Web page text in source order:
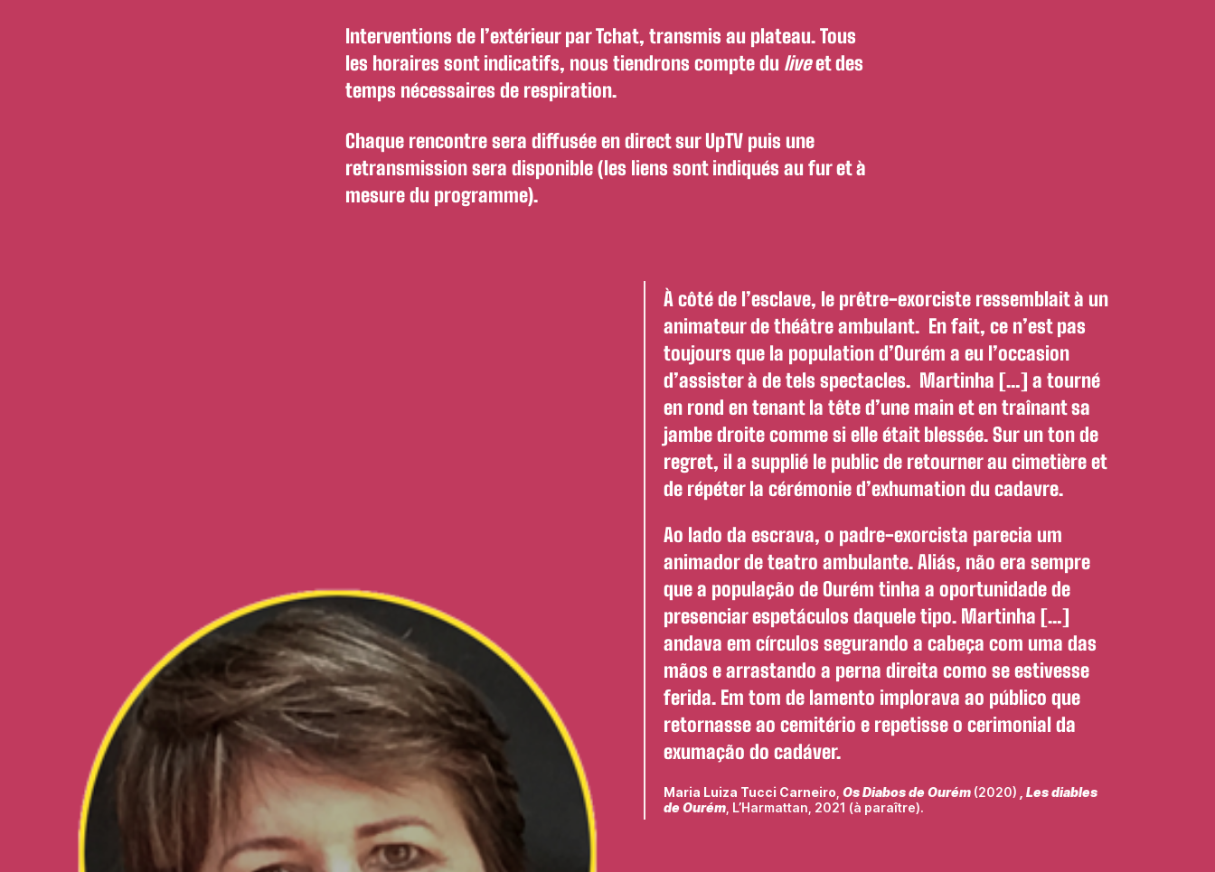
Interventions de l’extérieur par Tchat, transmis au plateau. Tous
les horaires sont indicatifs, nous tiendrons compte du liveet des
temps nécessaires de respiration.
Chaque rencontre sera diffusée en direct sur UpTV puis une
retransmission sera disponible (les liens sont indiqués au fur et à
mesure du programme).
À côté de l’esclave, le prêtre-exorciste ressemblait à un
animateur de théâtre ambulant. En fait, ce n’est pas
toujours que la population d’Ourém a eu l’occasion
d’assister à de tels spectacles. Martinha […] a tourné
en rond en tenant la tête d’une main et en traînant sa
jambe droite comme si elle était blessée. Sur un ton de
regret, il a supplié le public de retourner au cimetière et
de répéter la cérémonie d’exhumation du cadavre.
Ao lado da escrava, o padre-exorcista parecia um
animador de teatro ambulante. Aliás, não era sempre
que a população de Ourém tinha a oportunidade de
presenciar espetáculos daquele tipo. Martinha […]
andava em círculos segurando a cabeça com uma das
mãos e arrastando a perna direita como se estivesse
ferida. Em tom de lamento implorava ao público que
retornasse ao cemitério e repetisse o cerimonial da
exumação do cadáver.
Maria Luiza Tucci Carneiro Os Diabos de Ourém (2020)
Les diables
de Ourém , L’Harmattan, 2021 (à paraître).